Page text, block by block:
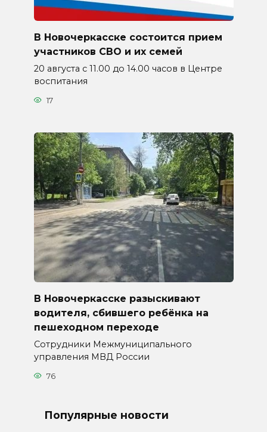
В Новочеркасске состоится прием
участников СВО и их семей
20 августа с 11.00 до 14.00 часов в Центре
воспитания
17
В Новочеркасске разыскивают
водителя, сбившего ребёнка на
пешеходном переходе
Сотрудники Межмуниципального
управления МВД России
76
Популярные новости